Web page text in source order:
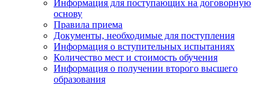
Информация для поступающих на договорную
основу
Правила приема
Документы, необходимые для поступления
Информация о вступительных испытаниях
Количество мест и стоимость обучения
Информация о получении второго высшего
образования